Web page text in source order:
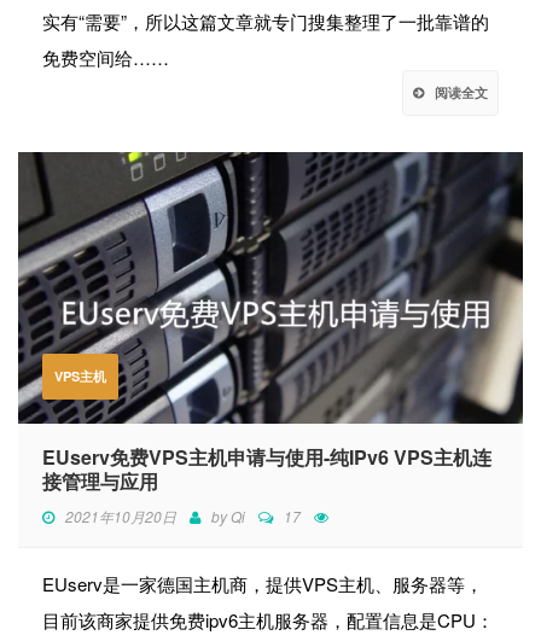
实有“需要”，所以这篇文章就专门搜集整理了一批靠谱的
免费空间给……
阅读全文
VPS主机
EUserv免费VPS主机申请与使用-纯IPv6 VPS主机连
接管理与应用
2021年10月20日 byQi 17
EUserv是一家德国主机商，提供VPS主机、服务器等，
目前该商家提供免费ipv6主机服务器，配置信息是CPU：